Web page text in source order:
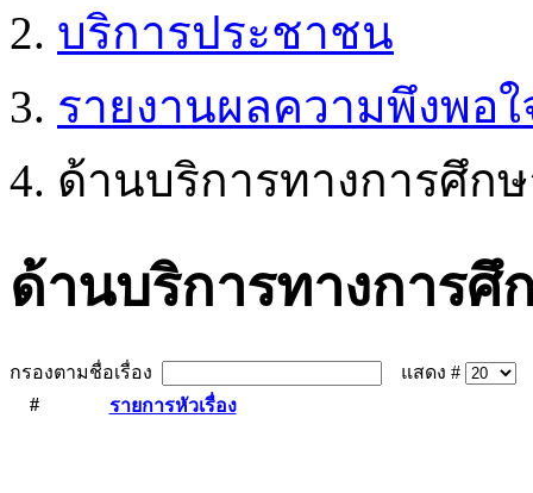
บริการประชาชน
รายงานผลความพึงพอ
ด้านบริการทางการศึก
ด้านบริการทางการศึ
กรองตามชื่อเรื่อง
แสดง #
#
รายการหัวเรื่อง